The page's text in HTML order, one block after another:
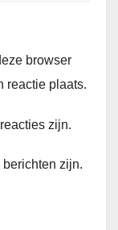
browser
reactie plaats.
zijn.
zijn.